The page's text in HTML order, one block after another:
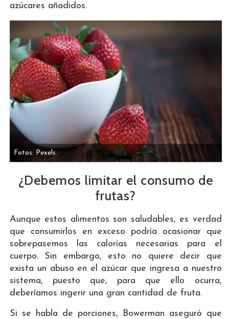
azúcares añadidos.
Fotos: Pexels.
¿Debemos limitar el consumo de
frutas?
Aunque estos alimentos son saludables, es verdad
que consumirlos en exceso podría ocasionar que
sobrepasemos las calorías necesarias para el
cuerpo. Sin embargo, esto no quiere decir que
exista un abuso en el azúcar que ingresa a nuestro
sistema, puesto que, para que ello ocurra,
deberíamos ingerir una gran cantidad de fruta.
Si se habla de porciones, Bowerman aseguró que